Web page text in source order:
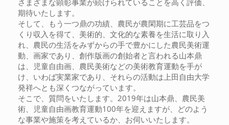
さまざまな顕彰事業が続けられていることを高く評価、
期待いたします。
そして、もう一つ鼎の功績、農民が農閑期に工芸品をつ
くり収入を得て、美術的、文化的な素養を生活に取り入
れ、農民の生活をみずからの手で豊かにした農民美術運
動、画家であり、創作版画の創始者と言われる山本鼎
は、児童自由画、農民美術などの美術教育運動を手が
け、いわば実業家であり、それらの活動は上田自由大学
発祥へとも深くつながっています。
そこで、質問をいたします。2019年は山本鼎、農民美
術、児童自由画教育運動100年を迎えますが、どのよう
な事業や施策を考えているか、お伺いいたします。